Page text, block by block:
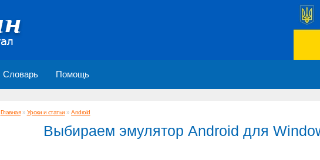
Словарь Помощь
Главная» Уроки и статьи »Android
Выбираем эмулятор Android для